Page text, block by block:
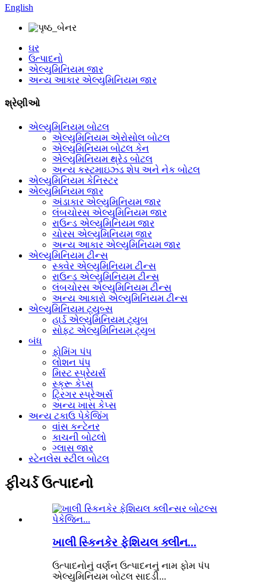
English
ઘર
ઉત્પાદનો
એલ્યુમિનિયમ જાર
અન્ય આકાર એલ્યુમિનિયમ જાર
શ્રેણીઓ
એલ્યુમિનિયમ બોટલ
એલ્યુમિનિયમ એરોસોલ બોટલ
એલ્યુમિનિયમ બોટલ કેન
એલ્યુમિનિયમ થ્રેડ બોટલ
અન્ય કસ્ટમાઇઝ્ડ શેપ અને નેક બોટલ
એલ્યુમિનિયમ કેનિસ્ટર
એલ્યુમિનિયમ જાર
અંડાકાર એલ્યુમિનિયમ જાર
લંબચોરસ એલ્યુમિનિયમ જાર
રાઉન્ડ એલ્યુમિનિયમ જાર
ચોરસ એલ્યુમિનિયમ જાર
અન્ય આકાર એલ્યુમિનિયમ જાર
એલ્યુમિનિયમ ટીન્સ
સ્ક્વેર એલ્યુમિનિયમ ટીન્સ
રાઉન્ડ એલ્યુમિનિયમ ટીન્સ
લંબચોરસ એલ્યુમિનિયમ ટીન્સ
અન્ય આકારો એલ્યુમિનિયમ ટીન્સ
એલ્યુમિનિયમ ટ્યુબ્સ
હાર્ડ એલ્યુમિનિયમ ટ્યુબ
સોફ્ટ એલ્યુમિનિયમ ટ્યુબ
બંધ
ફોમિંગ પંપ
લોશન પંપ
મિસ્ટ સ્પ્રેયર્સ
સ્ક્રૂ કેપ્સ
ટ્રિગર સ્પ્રેઅર્સ
અન્ય ખાસ કેપ્સ
અન્ય ટકાઉ પેકેજિંગ
વાંસ કન્ટેનર
કાચની બોટલો
ગ્લાસ જાર
સ્ટેનલેસ સ્ટીલ બોટલ
ફીચર્ડ ઉત્પાદનો
ખાલી સ્કિનકેર ફેશિયલ ક્લીન...
ઉત્પાદનોનું વર્ણન ઉત્પાદનનું નામ ફોમ પંપ
એલ્યુમિનિયમ બોટલ સાદડી...